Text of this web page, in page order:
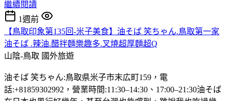
繼續閱讀
1週前
【鳥取印象第135回-米子美食】油そば 笑ちゃん.鳥取第一家
油そば .辣油.醋拌麵樂趣多.叉燒超厚麵超Q
山陰-鳥取 國外旅遊
油そば 笑ちゃん:鳥取県米子市末広町159，電
話:+81859302992，營業時間:11:30–14:30、17:00–21:30油そば